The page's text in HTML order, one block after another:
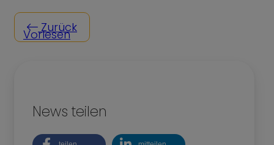
Zurück
Vorlesen
News teilen